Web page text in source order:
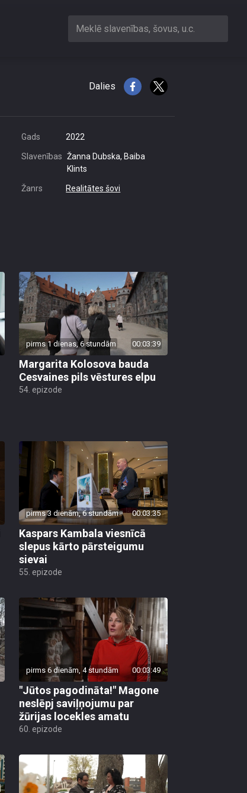
Meklē slavenības, šovus, u.c.
Dalies
Gads 2022
Slavenības Žanna Dubska, Baiba
Klints
Žanrs Realitātes šovi
pirms 1 dienas, 6 stundām 00:03:39
Margarita Kolosova bauda
Cesvaines pils vēstures elpu
54. epizode
pirms 3 dienām, 6 stundām 00:03:35
Kaspars Kambala viesnīcā
slepus kārto pārsteigumu
sievai
55. epizode
pirms 6 dienām, 4 stundām 00:03:49
"Jūtos pagodināta!" Magone
neslēpj saviļņojumu par
žūrijas locekles amatu
60. epizode